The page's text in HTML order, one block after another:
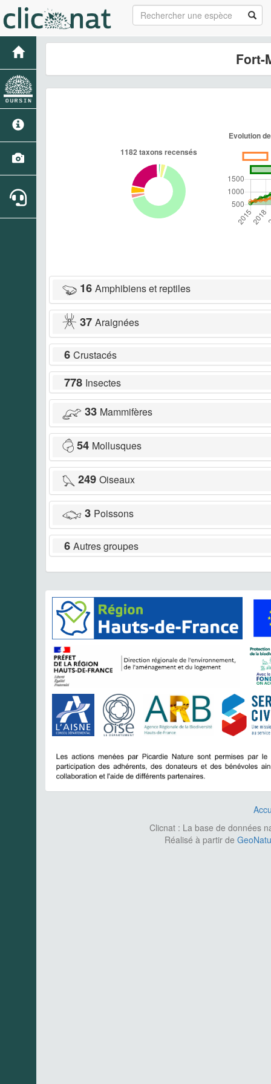
Fort-
16 Amphibiens et reptiles
37 Araignées
6 Crustacés
778 Insectes
33 Mammifères
54 Mollusques
249 Oiseaux
3 Poissons
6 Autres groupes
Clicnat : La base de données
Réalisé à partir de